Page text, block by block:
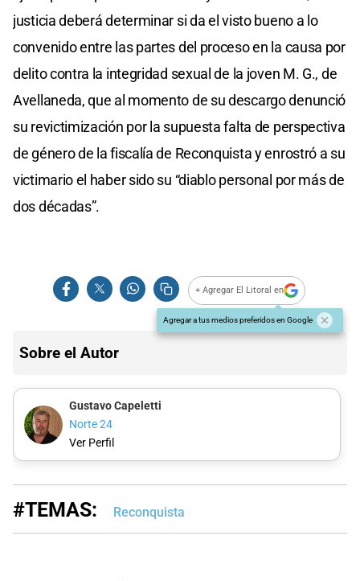
justicia deberá determinar si da el visto bueno a lo
convenido entre las partes del proceso en la causa por
delito contra la integridad sexual de la joven M. G., de
Avellaneda, que al momento de su descargo denunció
su revictimización por la supuesta falta de perspectiva
de género de la fiscalía de Reconquista y enrostró a su
victimario el haber sido su “diablo personal por más de
dos décadas”.
+ Agregar El Litoral en
Agregar a tus medios preferidos en Google
Sobre el Autor
Gustavo Capeletti
Norte 24
Ver Perfil
#TEMAS: Reconquista